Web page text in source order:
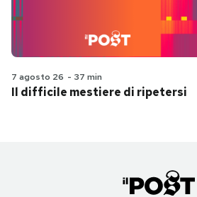
7 agosto 26 - 37 min
Il difficile mestiere di ripetersi